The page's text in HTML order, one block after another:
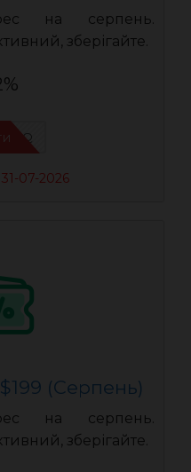
на серпень.
зберігайте.
07-2026
(Серпень)
на серпень.
зберігайте.